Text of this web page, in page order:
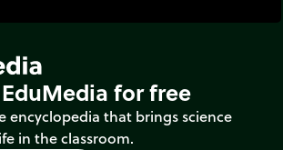
for free
encyclopedia that brings science
in the classroom.